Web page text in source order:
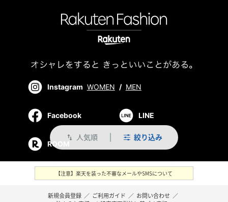
swap_vert 人気順 絞り込み
Instagram WOMEN / MEN
Facebook LINE
ROOM
【注意】楽天を装った不審なメールやSMSについて
新規会員登録 ／ ご利用ガイド ／ お問い合わせ ／